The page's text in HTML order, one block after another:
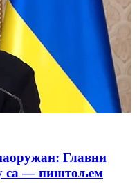
Главни
са — пиштољем